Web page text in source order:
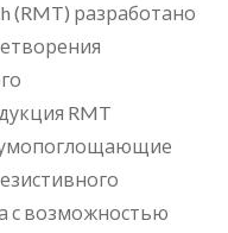
(RMT) разработано
RMT
с возможностью